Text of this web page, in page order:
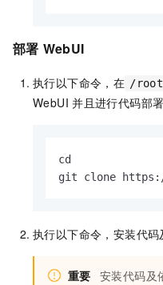
部署 WebUI
执行以下命令，在 /root
WebUI 并且进行代码部署
cd
git clone
执行以下命令，安装代码
重要 安装代码及